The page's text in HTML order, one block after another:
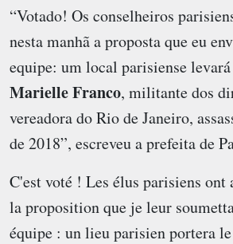
“Votado! Os conselheiros
nesta manhã a proposta que eu
equipe: um local parisiense
Marielle Franco, militante dos
vereadora do Rio de Janeiro,
de 2018”, escreveu a prefeita de
C'est voté ! Les élus parisiens ont
la proposition que je leur
équipe : un lieu parisien portera